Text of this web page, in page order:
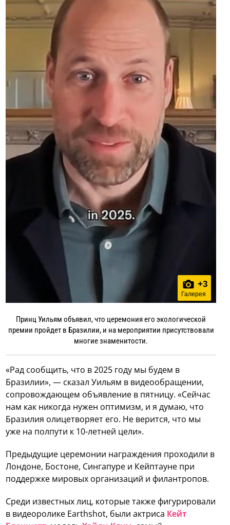
+3
Галерея
Принц Уильям объявил, что церемония его экологической
премии пройдет в Бразилии, и на мероприятии присутствовали
многие знаменитости.
«Рад сообщить, что в 2025 году мы будем в
Бразилии», — сказал Уильям в видеообращении,
сопровождающем объявление в пятницу. «Сейчас
нам как никогда нужен оптимизм, и я думаю, что
Бразилия олицетворяет его. Не верится, что мы
уже на полпути к 10-летней цели».
Предыдущие церемонии награждения проходили в
Лондоне, Бостоне, Сингапуре и Кейптауне при
поддержке мировых организаций и филантропов.
Среди известных лиц, которые также фигурировали
в видеоролике Earthshot, были актриса Кейт